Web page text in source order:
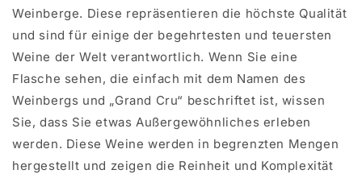
Weinberge. Diese repräsentieren die höchste Qualität
und sind für einige der begehrtesten und teuersten
Weine der Welt verantwortlich. Wenn Sie eine
Flasche sehen, die einfach mit dem Namen des
Weinbergs und „Grand Cru“ beschriftet ist, wissen
Sie, dass Sie etwas Außergewöhnliches erleben
werden. Diese Weine werden in begrenzten Mengen
hergestellt und zeigen die Reinheit und Komplexität